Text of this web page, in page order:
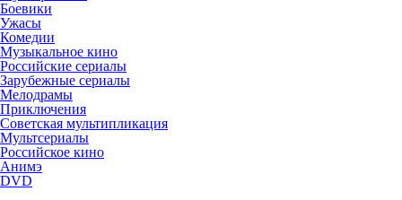
Боевики
Ужасы
Комедии
Музыкальное кино
Российские сериалы
Зарубежные сериалы
Мелодрамы
Приключения
Советская мультипликация
Мультсериалы
Российское кино
Анимэ
DVD